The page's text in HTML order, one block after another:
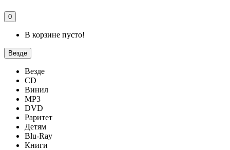
0
В корзине пусто!
Везде
Везде
CD
Винил
MP3
DVD
Раритет
Детям
Blu-Ray
Книги